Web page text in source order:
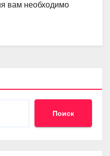
вам необходимо
Поиск